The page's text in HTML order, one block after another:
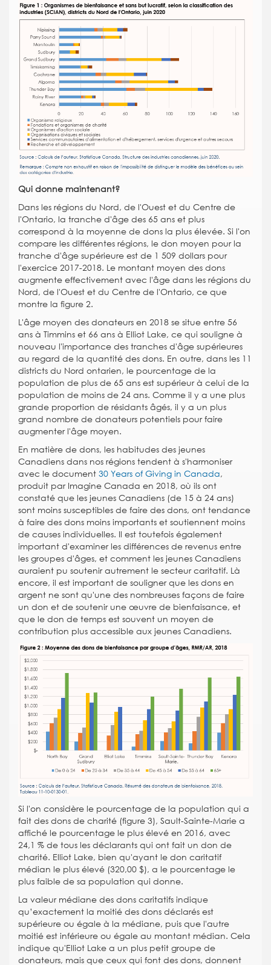
Qui donne maintenant?
Dans les régions du Nord, de l'Ouest et du Centre de
l'Ontario, la tranche d'âge des 65 ans et plus
correspond à la moyenne de dons la plus élevée. Si l'on
compare les différentes régions, le don moyen pour la
tranche d'âge supérieure est de 1 509 dollars pour
l'exercice 2017-2018. Le montant moyen des dons
augmente effectivement avec l'âge dans les régions du
Nord, de l'Ouest et du Centre de l'Ontario, ce que
montre la figure 2.
L'âge moyen des donateurs en 2018 se situe entre 56
ans à Timmins et 66 ans à Elliot Lake, ce qui souligne à
nouveau l'importance des tranches d'âge supérieures
au regard de la quantité des dons. En outre, dans les 11
districts du Nord ontarien, le pourcentage de la
population de plus de 65 ans est supérieur à celui de la
population de moins de 24 ans. Comme il y a une plus
grande proportion de résidants âgés, il y a un plus
grand nombre de donateurs potentiels pour faire
augmenter l'âge moyen.
En matière de dons, les habitudes des jeunes
Canadiens dans nos régions tendent à s'harmoniser
avec le document 30 Years of Giving in Canada,
produit par Imagine Canada en 2018, où ils ont
constaté que les jeunes Canadiens (de 15 à 24 ans)
sont moins susceptibles de faire des dons, ont tendance
à faire des dons moins importants et soutiennent moins
de causes individuelles. Il est toutefois également
important d'examiner les différences de revenus entre
les groupes d'âges, et comment les jeunes Canadiens
auraient pu soutenir autrement le secteur caritatif. Là
encore, il est important de souligner que les dons en
argent ne sont qu'une des nombreuses façons de faire
un don et de soutenir une œuvre de bienfaisance, et
que le don de temps est souvent un moyen de
contribution plus accessible aux jeunes Canadiens.
Si l'on considère le pourcentage de la population qui a
fait des dons de charité (figure 3), Sault-Sainte-Marie a
affiché le pourcentage le plus élevé en 2016, avec
24,1 % de tous les déclarants qui ont fait un don de
charité. Elliot Lake, bien qu'ayant le don caritatif
médian le plus élevé (320,00 $), a le pourcentage le
plus faible de sa population qui donne.
La valeur médiane des dons caritatifs indique
qu’exactement la moitié des dons déclarés est
supérieure ou égale à la médiane, puis que l'autre
moitié est inférieure ou égale au montant médian. Cela
indique qu'Elliot Lake a un plus petit groupe de
donateurs, mais que ceux qui font des dons, donnent